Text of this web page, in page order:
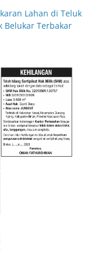
Lahan di Teluk
Belukar Terbakar